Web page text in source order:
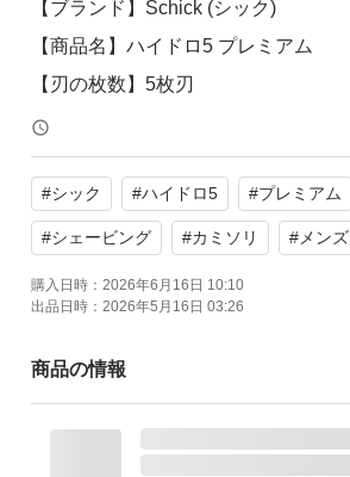
【ブランド】Schick (シック)
【商品名】ハイドロ5 プレミアム
【刃の枚数】5枚刃
【内容量】本体+替刃9コ
【商品の状態】未使用
【カラー】シルバー系
よろしくお願いいたします。
#シック #ハイドロ5 #プレミアム
#シェービング #カミソリ # メンズ
購入日時： 2026年6月16日 10:10
出品日時： 2026年5月16日 03:26
商品の情報